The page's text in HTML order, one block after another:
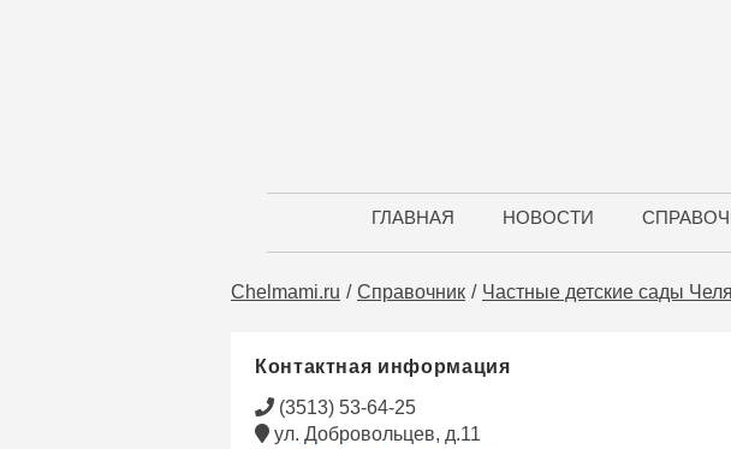
ГЛАВНАЯ НОВОСТИ
Chelmami.ru Справочник Частные детские сады
Контактная информация
(3513) 53-64-25
ул. Добровольцев, д.11